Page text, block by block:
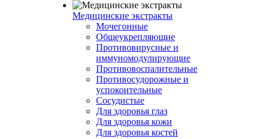
Медицинские экстракты
Мочегонные
Общеукрепляющие
Противовирусные и
иммуномодулирующие
Противовоспалительные
Противосудорожные и
успокоительные
Сосудистые
Для здоровья глаз
Для здоровья кожи
Для здоровья костей